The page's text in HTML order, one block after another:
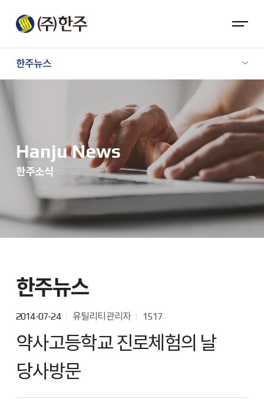
한주뉴스
Hanju News
한주소식
한주뉴스
2014-07-24 유틸리티관리자 1517
약사고등학교 진로체험의 날
당사방문